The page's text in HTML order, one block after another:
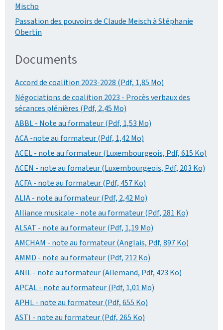
Mischo
Passation des pouvoirs de Claude Meisch à Stéphanie
Obertin
Documents
Accord de coalition 2023-2028 (Pdf, 1,85 Mo)
Négociations de coalition 2023 - Procès verbaux des
sécances plénières (Pdf, 2,45 Mo)
ABBL - Note au formateur (Pdf, 1,53 Mo)
ACA -note au formateur (Pdf, 1,42 Mo)
ACEL - note au formateur (Luxembourgeois, Pdf, 615 Ko)
ACEN - note au fomateur (Luxembourgeois, Pdf, 203 Ko)
ACFA - note au formateur (Pdf, 457 Ko)
ALIA - note au formateur (Pdf, 2,42 Mo)
Alliance musicale - note au formateur (Pdf, 281 Ko)
ALSAT - note au formateur (Pdf, 1,19 Mo)
AMCHAM - note au formateur (Anglais, Pdf, 897 Ko)
AMMD - note au formateur (Pdf, 212 Ko)
ANIL - note au formateur (Allemand, Pdf, 423 Ko)
APCAL - note au formateur (Pdf, 1,01 Mo)
APHL - note au formateur (Pdf, 655 Ko)
ASTI - note au formateur (Pdf, 265 Ko)